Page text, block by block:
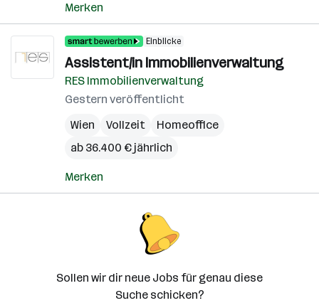
Merken
Einblicke
Assistent/in Immobilienverwaltung
RES Immobilienverwaltung
Gestern veröffentlicht
Wien
Vollzeit
Homeoffice
ab 36.400 € jährlich
Merken
Sollen wir dir neue Jobs für genau diese
Suche schicken?